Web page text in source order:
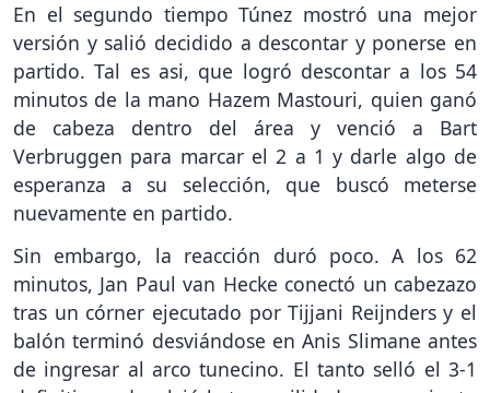
En el segundo tiempo Túnez mostró una mejor
versión y salió decidido a descontar y ponerse en
partido. Tal es asi, que logró descontar a los 54
minutos de la mano Hazem Mastouri, quien ganó
de cabeza dentro del área y venció a Bart
Verbruggen para marcar el 2 a 1 y darle algo de
esperanza a su selección, que buscó meterse
nuevamente en partido.
Sin embargo, la reacción duró poco. A los 62
minutos, Jan Paul van Hecke conectó un cabezazo
tras un córner ejecutado por Tijjani Reijnders y el
balón terminó desviándose en Anis Slimane antes
de ingresar al arco tunecino. El tanto selló el 3-1